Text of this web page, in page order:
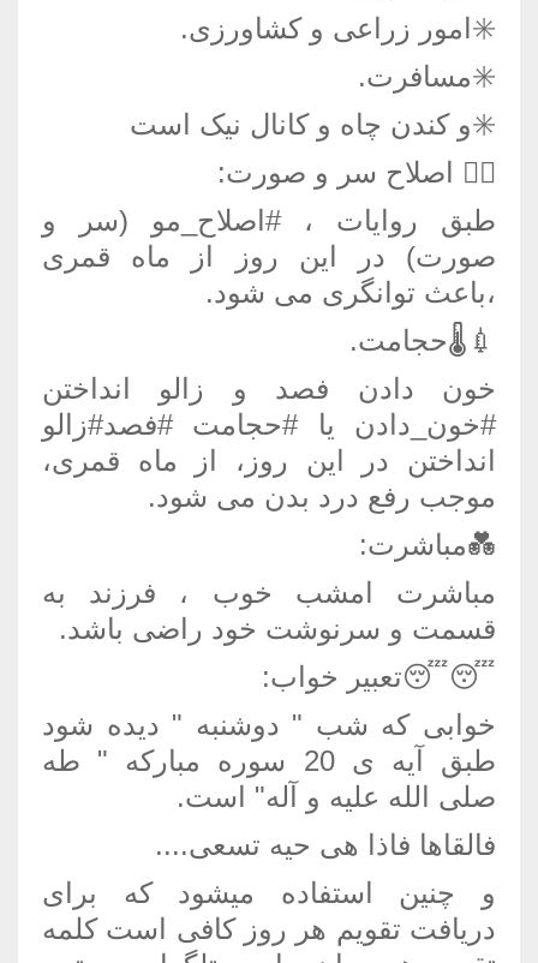
✳️امور زراعی و کشاورزی.
✳️مسافرت.
✳️و کندن چاه و کانال نیک است
💇‍♂ اصلاح سر و صورت:
طبق روایات ، #اصلاح_مو (سر و
صورت) در این روز از ماه قمری
،باعث توانگری می شود.
💉🌡حجامت.
خون دادن فصد و زالو انداختن
#خون_دادن یا #حجامت #فصد#زالو
انداختن در این روز، از ماه قمری،
موجب رفع درد بدن می شود.
💑مباشرت:
مباشرت امشب خوب ، فرزند به
قسمت و سرنوشت خود راضی باشد.
😴😴تعبیر خواب:
خوابی که شب " دوشنبه " دیده شود
طبق آیه ی 20 سوره مبارکه " طه
صلی الله علیه و آله" است.
فالقاها فاذا هی حیه تسعی....
و چنین استفاده میشود که برای
دریافت تقویم هر روز کافی است کلمه